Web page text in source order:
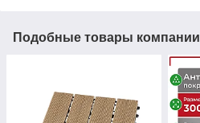
Подобные товары компании